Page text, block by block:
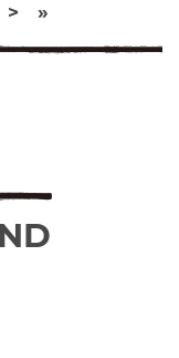
> »